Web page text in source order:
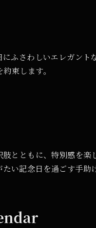
ふさわしいエレガント
束します。
とともに、特別感を楽
い記念日を過ごす手助